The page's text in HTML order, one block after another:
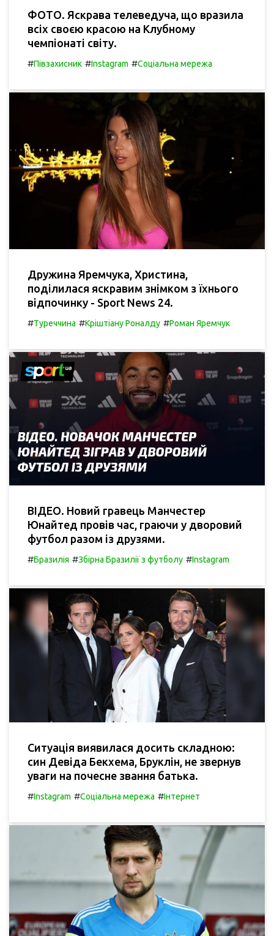
ФОТО. Яскрава телеведуча, що вразила
всіх своєю красою на Клубному
чемпіонаті світу.
#Півзахисник #Instagram #Соціальна мережа
Дружина Яремчука, Христина,
поділилася яскравим знімком з їхнього
відпочинку - Sport News 24.
#Туреччина #Кріштіану Роналду #Роман Яремчук
ВІДЕО. Новий гравець Манчестер
Юнайтед провів час, граючи у дворовий
футбол разом із друзями.
#Бразилія #Збірна Бразилії з футболу #Instagram
Ситуація виявилася досить складною:
син Девіда Бекхема, Бруклін, не звернув
уваги на почесне звання батька.
#Instagram #Соціальна мережа #Інтернет